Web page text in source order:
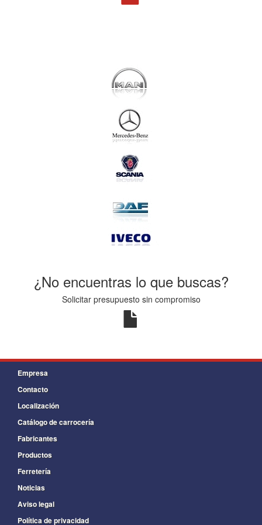
¿No encuentras lo que buscas?
Solicitar presupuesto sin compromiso
Empresa
Contacto
Localización
Catálogo de carrocería
Fabricantes
Productos
Ferretería
Noticias
Aviso legal
Política de privacidad